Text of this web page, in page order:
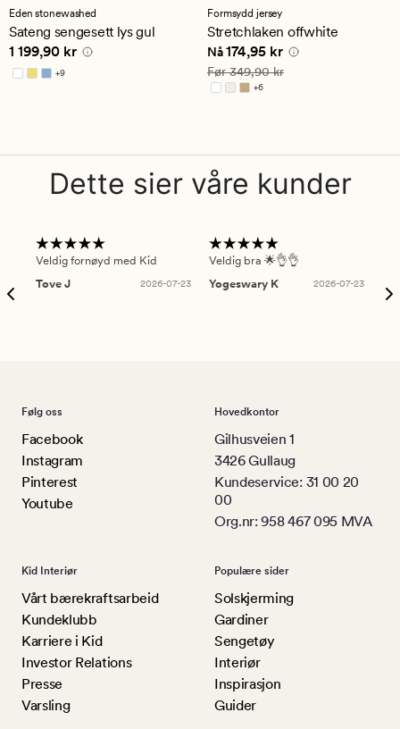
med
en
gjennomsnittlig
vurdering
på
4.5
Eden stonewashed
Sateng sengesett lys gul
Pris 1 199,90 kr
1 199,90 kr
+9
Tilgjengelig i flere farger
med
en
gjennomsnittlig
vurdering
på
4.5
Formsydd jersey
Stretchlaken offwhite
Nåværende pris
Nå174,95 kr
Vanlig pris 349,90 kr
Før349,90 kr
+6
Tilgjengelig i flere farger
Dette sier våre kunder
Veldig fornøyd med Kid
Tove J
2026-07-23
Veldig bra 🌟👌👌
Yogeswary K
2026-07-23
Følg oss
Facebook
Instagram
Pinterest
Youtube
Hovedkontor
Gilhusveien 1
3426 Gullaug
Kundeservice: 31 00 20
00
Org.nr: 958 467 095 MVA
Kid Interiør
Vårt bærekraftsarbeid
Kundeklubb
Karriere i Kid
Investor Relations
Presse
Varsling
Populære sider
Solskjerming
Gardiner
Sengetøy
Interiør
Inspirasjon
Guider